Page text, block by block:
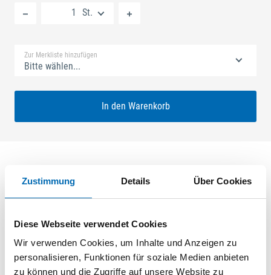
Zustimmung Details Über Cookies
Diese Webseite verwendet Cookies
Wir verwenden Cookies, um Inhalte und Anzeigen zu
personalisieren, Funktionen für soziale Medien anbieten
zu können und die Zugriffe auf unsere Website zu
St.
Zur Merkliste hinzufügen
Bitte wählen...
In den Warenkorb
Produktbeschreibung
176mm U-Stulp 24x6x6x2,5mm L:290,0mm Eckig Maße:
Edelstahl geschliffen